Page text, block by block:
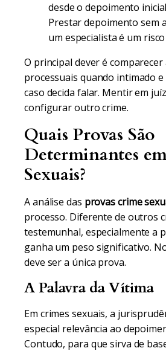
desde o depoimento
Prestar depoimento sem
um especialista é um
O principal dever é comparecer
processuais quando intimado
caso decida falar. Mentir em
configurar outro crime.
Quais Provas São
Determinantes
Sexuais?
A análise das provas crime
processo. Diferente de outros
testemunhal, especialmente a
ganha um peso significativo.
deve ser a única prova.
A Palavra da Vítima
Em crimes sexuais, a
especial relevância ao
Contudo, para que sirva de